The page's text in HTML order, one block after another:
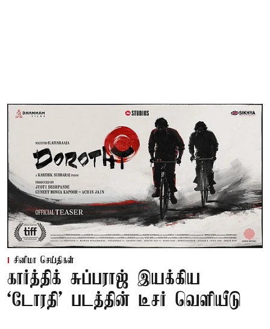
சினிமா செய்திகள்
கார்த்திக் சுப்பராஜ் இயக்கிய
`டோரதி' படத்தின் டீசர் வெளியீடு